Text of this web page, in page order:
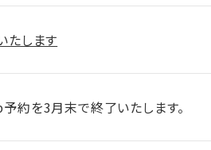
たします
約を3月末で終了いたします。